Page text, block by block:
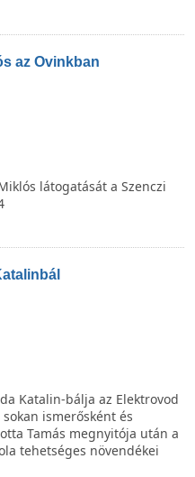
az Ovinkban
látogatását a Szenczi
Katalin-bálja az Elektrovod
ismerősként és
Tamás megnyitója után a
tehetséges növendékei